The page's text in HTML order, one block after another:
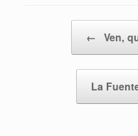
← Ven,
La